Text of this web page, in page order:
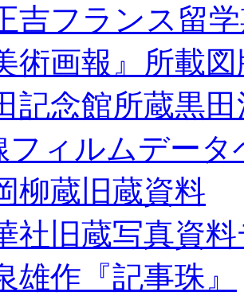
吉フランス留
術画報』所載
記念館所蔵黒
フィルムデータ
柳蔵旧蔵資料
社旧蔵写真資
雄作『記事珠』